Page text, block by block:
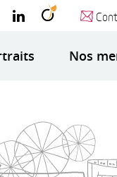
Nos